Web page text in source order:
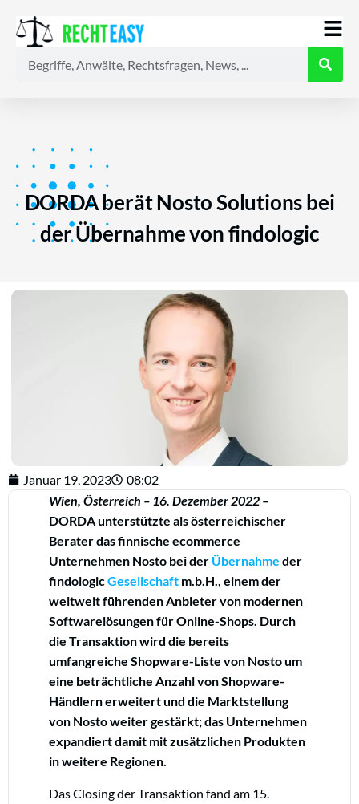
DORDA berät Nosto Solutions bei
der Übernahme von findologic
Januar 19, 2023
08:02
Wien, Österreich – 16. Dezember 2022 –
DORDA unterstützte als österreichischer
Berater das finnische ecommerce
Unternehmen Nosto bei der Übernahme der
findologicGesellschaft m.b.H., einem der
weltweit führenden Anbieter von modernen
Softwarelösungen für Online-Shops. Durch
die Transaktion wird die bereits
umfangreiche Shopware-Liste von Nosto um
eine beträchtliche Anzahl von Shopware-
Händlern erweitert und die Marktstellung
von Nosto weiter gestärkt; das Unternehmen
expandiert damit mit zusätzlichen Produkten
in weitere Regionen.
Das Closing der Transaktion fand am 15.